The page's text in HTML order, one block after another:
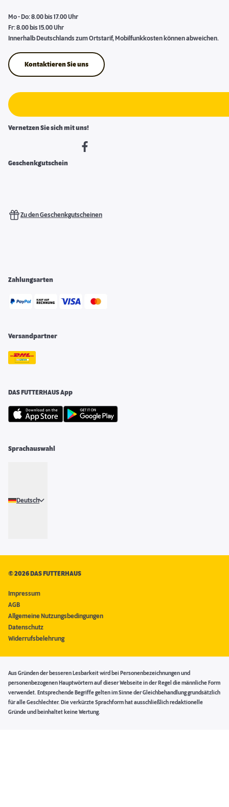
Mo - Do: 8.00 bis 17.00 Uhr
Fr: 8.00 bis 15.00 Uhr
Innerhalb Deutschlands zum Ortstarif, Mobilfunkkosten können abweichen.
Kontaktieren Sie uns
Vernetzen Sie sich mit uns!
Geschenkgutschein
Zu den Geschenkgutscheinen
Zahlungsarten
Versandpartner
DAS FUTTERHAUS App
Sprachauswahl
Deutsch
©2026 DAS FUTTERHAUS
Impressum
AGB
Allgemeine Nutzungsbedingungen
Datenschutz
Widerrufsbelehrung
Aus Gründen der besseren Lesbarkeit wird bei Personenbezeichnungen und
personenbezogenen Hauptwörtern auf dieser Webseite in der Regel die männliche Form
verwendet. Entsprechende Begriffe gelten im Sinne der Gleichbehandlung grundsätzlich
für alle Geschlechter. Die verkürzte Sprachform hat ausschließlich redaktionelle
Gründe und beinhaltet keine Wertung.